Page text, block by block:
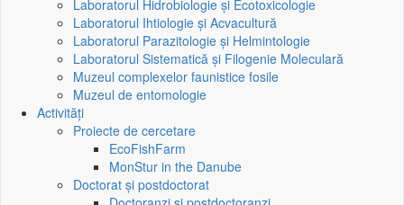
Laboratorul Hidrobiologie și Ecotoxicologie
Laboratorul Ihtiologie și Acvacultură
Laboratorul Parazitologie și Helmintologie
Laboratorul Sistematică și Filogenie Moleculară
Muzeul complexelor faunistice fosile
Muzeul de entomologie
Activități
Proiecte de cercetare
EcoFishFarm
MonStur in the Danube
Doctorat și postdoctorat